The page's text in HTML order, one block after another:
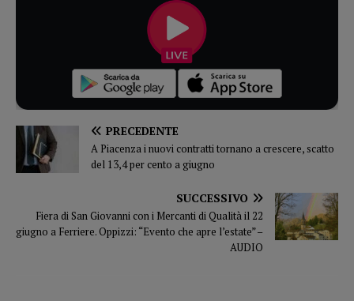
PRECEDENTE
A Piacenza i nuovi contratti tornano a crescere, scatto
del 13,4 per cento a giugno
SUCCESSIVO
Fiera di San Giovanni con i Mercanti di Qualità il 22
giugno a Ferriere. Oppizzi: “Evento che apre l’estate” –
AUDIO